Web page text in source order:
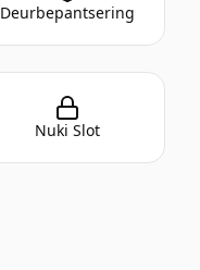
Deurbepantsering
Nuki Slot